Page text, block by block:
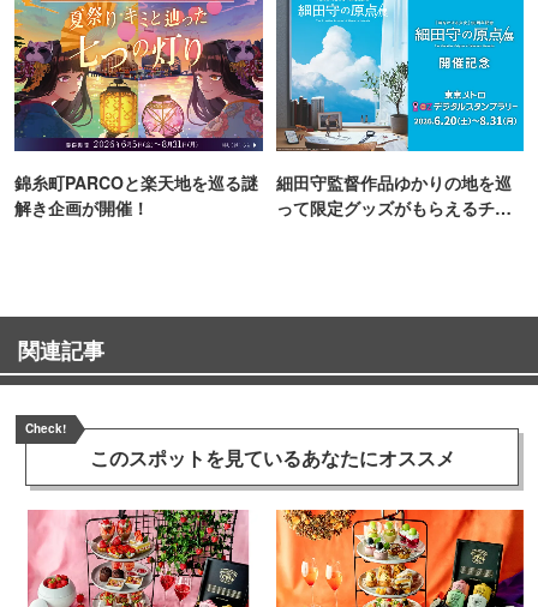
錦糸町PARCOと楽天地を巡る謎
解き企画が開催！
細田守監督作品ゆかりの地を巡
って限定グッズがもらえるチャ
関連記事
Check!
このスポットを見ているあなたにオススメ